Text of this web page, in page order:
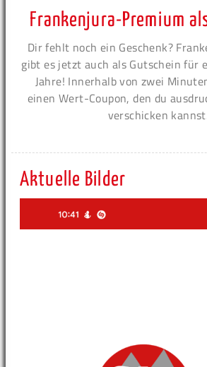
Frankenjura-Premium
Dir fehlt noch ein Geschenk?
gibt es jetzt auch als Gutschein für
Jahre! Innerhalb von zwei
einen Wert-Coupon, den du
verschicken
Aktuelle Bilder